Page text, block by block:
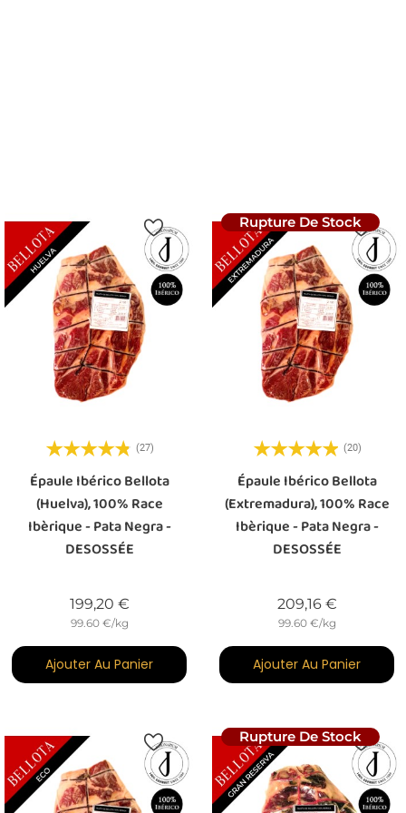
(27)
Épaule Ibérico Bellota
(Huelva), 100% Race
Ibèrique - Pata Negra -
DESOSSÉE
199,20 €Prix
99.60 €/kg
Ajouter Au Panier
Rupture De Stock
(20)
Épaule Ibérico Bellota
(Extremadura), 100% Race
Ibèrique - Pata Negra -
DESOSSÉE
209,16 €Prix
99.60 €/kg
Ajouter Au Panier
Rupture De Stock